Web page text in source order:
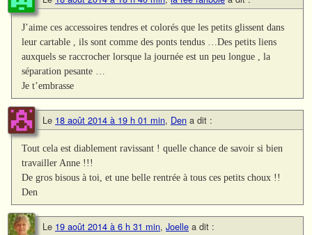
J’aime ces accessoires tendres et colorés que les petits glissent dans
leur cartable , ils sont comme des ponts tendus …Des petits liens
auxquels se raccrocher lorsque la journée est un peu longue , la
séparation pesante …
Je t’embrasse
Le 18 août 2014 à 19 h 01 min, Den a dit :
Tout cela est diablement ravissant ! quelle chance de savoir si bien
travailler Anne !!!
De gros bisous à toi, et une belle rentrée à tous ces petits choux !!
Den
Le 19 août 2014 à 6 h 31 min, Joelle a dit :